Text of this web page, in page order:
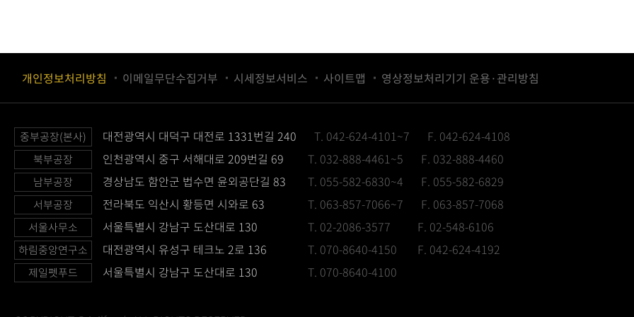
개인정보처리방침 이메일무단수집거부 시세정보서비스 사이트맵 영상정보처리기기 운용·관리방침
중부공장(본사) 대전광역시 대덕구 대전로 1331번길 240 T. 042-624-4101~7 F. 042-624-4108
북부공장 인천광역시 중구 서해대로 209번길 69 T. 032-888-4461~5 F. 032-888-4460
남부공장 경상남도 함안군 법수면 윤외공단길 83 T. 055-582-6830~4 F. 055-582-6829
서부공장 전라북도 익산시 황등면 시와로 63 T. 063-857-7066~7 F. 063-857-7068
서울사무소 서울특별시 강남구 도산대로 130 T. 02-2086-3577 F. 02-548-6106
하림중앙연구소 대전광역시 유성구 테크노 2로 136 T. 070-8640-4150 F. 042-624-4192
제일펫푸드 서울특별시 강남구 도산대로 130 T. 070-8640-4100